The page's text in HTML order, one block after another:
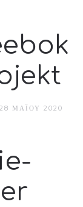
28 ΜΑΪ́ΟΥ 2020